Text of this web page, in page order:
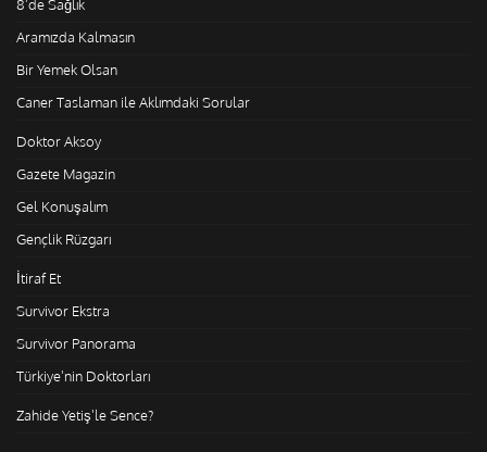
8'de Sağlık
Aramızda Kalmasın
Bir Yemek Olsan
Caner Taslaman ile Aklımdaki Sorular
Doktor Aksoy
Gazete Magazin
Gel Konuşalım
Gençlik Rüzgarı
İtiraf Et
Survivor Ekstra
Survivor Panorama
Türkiye'nin Doktorları
Zahide Yetiş'le Sence?